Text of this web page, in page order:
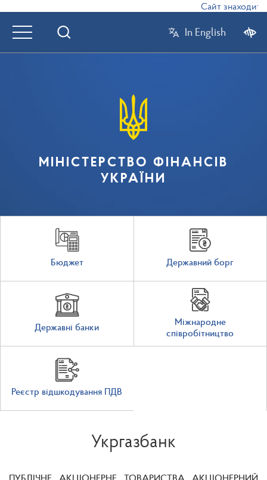
Сайт
In English
МІНІСТЕРСТВО ФІНАНСІВ
УКРАЇНИ
Бюджет Державний борг
Державні банки
Міжнародне
співробітництво
Реєстр відшкодування ПДВ
Укргазбанк